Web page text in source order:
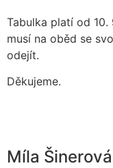
Tabulka platí od
musí na oběd se
odejít.
Děkujeme.
Míla Šinerová